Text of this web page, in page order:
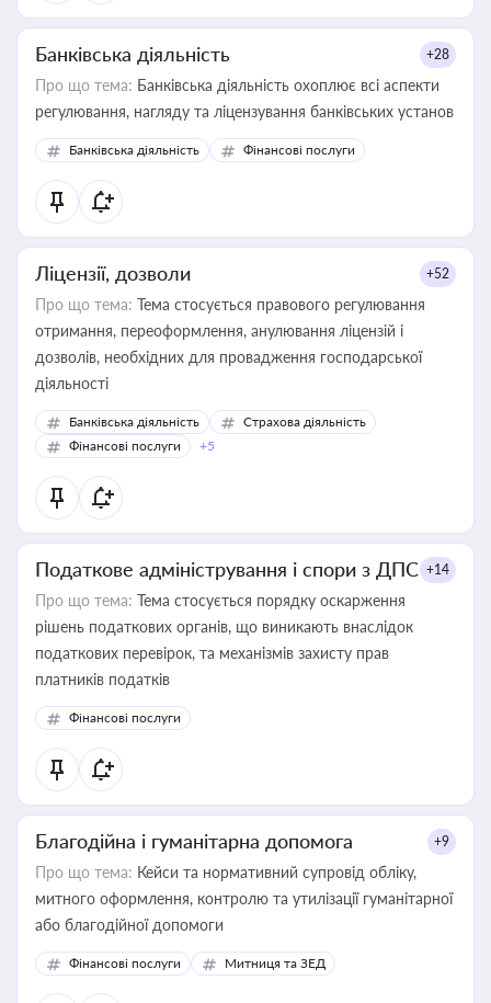
Банківська діяльність +28
Про що тема: Банківська діяльність охоплює всі аспекти
регулювання, нагляду та ліцензування банківських установ
Банківська діяльність Фінансові послуги
Ліцензії, дозволи +52
Про що тема: Тема стосується правового регулювання
отримання, переоформлення, анулювання ліцензій і
дозволів, необхідних для провадження господарської
діяльності
Банківська діяльність
Страхова діяльність
Фінансові послуги
+5
Податкове адміністрування і спори з ДПС +14
Про що тема: Тема стосується порядку оскарження
рішень податкових органів, що виникають внаслідок
податкових перевірок, та механізмів захисту прав
платників податків
Фінансові послуги
Благодійна і гуманітарна допомога +9
Про що тема: Кейси та нормативний супровід обліку,
митного оформлення, контролю та утилізації гуманітарної
або благодійної допомоги
Фінансові послуги Митниця та ЗЕД